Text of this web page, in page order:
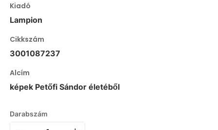
Kiadó
Lampion
Cikkszám
3001087237
Alcím
képek Petőfi Sándor életéből
Darabszám